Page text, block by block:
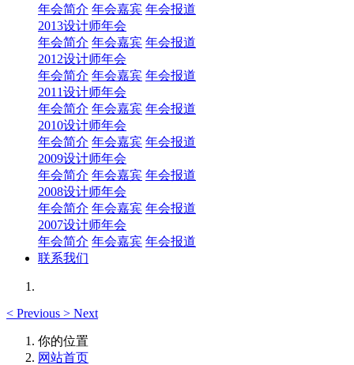
年会简介 年会嘉宾 年会报道
2013设计师年会
年会简介 年会嘉宾 年会报道
2012设计师年会
年会简介 年会嘉宾 年会报道
2011设计师年会
年会简介 年会嘉宾 年会报道
2010设计师年会
年会简介 年会嘉宾 年会报道
2009设计师年会
年会简介 年会嘉宾 年会报道
2008设计师年会
年会简介 年会嘉宾 年会报道
2007设计师年会
年会简介 年会嘉宾 年会报道
联系我们
< Previous > Next
你的位置
网站首页